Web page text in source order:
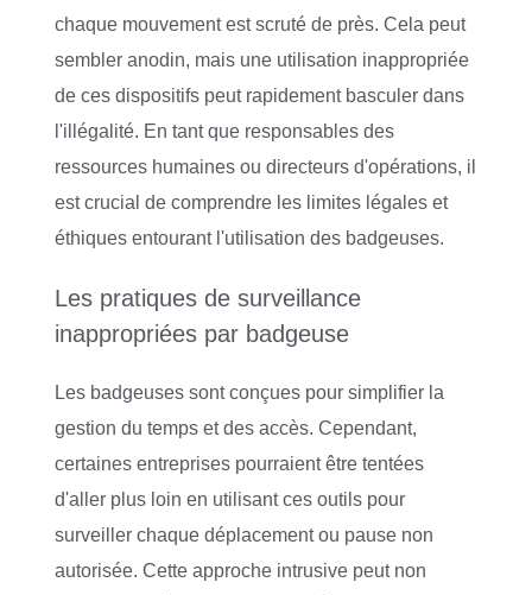
chaque mouvement est scruté de près. Cela peut
sembler anodin, mais une utilisation inappropriée
de ces dispositifs peut rapidement basculer dans
l'illégalité. En tant que responsables des
ressources humaines ou directeurs d'opérations, il
est crucial de comprendre les limites légales et
éthiques entourant l'utilisation des badgeuses.
Les pratiques de surveillance
inappropriées par badgeuse
Les badgeuses sont conçues pour simplifier la
gestion du temps et des accès. Cependant,
certaines entreprises pourraient être tentées
d'aller plus loin en utilisant ces outils pour
surveiller chaque déplacement ou pause non
autorisée. Cette approche intrusive peut non